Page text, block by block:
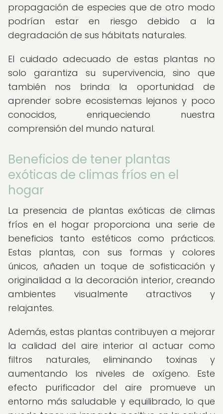
propagación de especies que de otro modo
podrían estar en riesgo debido a la
degradación de sus hábitats naturales.
El cuidado adecuado de estas plantas no
solo garantiza su supervivencia, sino que
también nos brinda la oportunidad de
aprender sobre ecosistemas lejanos y poco
conocidos, enriqueciendo nuestra
comprensión del mundo natural.
Beneficios de tener plantas
exóticas de climas fríos en el
hogar
La presencia de plantas exóticas de climas
fríos en el hogar proporciona una serie de
beneficios tanto estéticos como prácticos.
Estas plantas, con sus formas y colores
únicos, añaden un toque de sofisticación y
originalidad a la decoración interior, creando
ambientes visualmente atractivos y
relajantes.
Además, estas plantas contribuyen a mejorar
la calidad del aire interior al actuar como
filtros naturales, eliminando toxinas y
aumentando los niveles de oxígeno. Este
efecto purificador del aire promueve un
entorno más saludable y equilibrado, lo que